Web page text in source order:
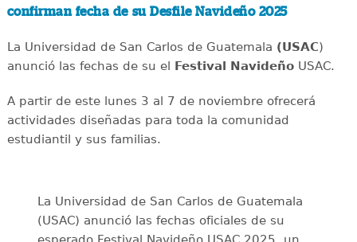
confirman fecha de su Desfile Navideño 2025
La Universidad de San Carlos de Guatemala (USAC)
anunció las fechas de su el Festival NavideñoUSAC.
A partir de este lunes 3 al 7 de noviembre ofrecerá
actividades diseñadas para toda la comunidad
estudiantil y sus familias.
La Universidad de San Carlos de Guatemala
(USAC) anunció las fechas oficiales de su